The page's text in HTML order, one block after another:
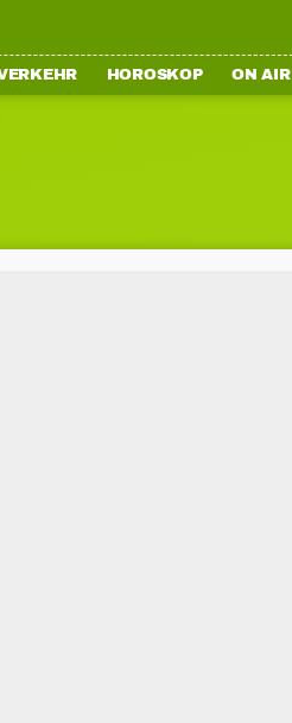
HOROSKOP ON AIR